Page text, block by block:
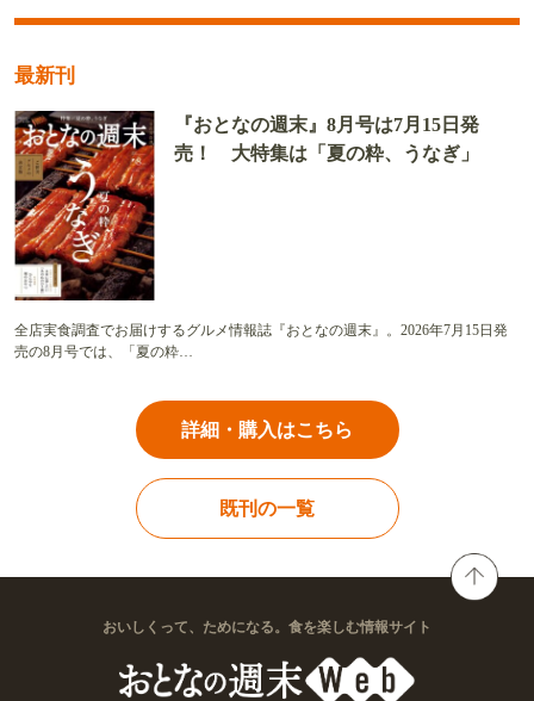
最新刊
『おとなの週末』8月号は7月15日発
売！ 大特集は「夏の粋、うなぎ」
全店実食調査でお届けするグルメ情報誌『おとなの週末』。2026年7月15日発
売の8月号では、「夏の粋…
詳細・購入はこちら
既刊の一覧
おいしくって、ためになる。食を楽しむ情報サイト